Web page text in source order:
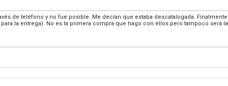
de teléfono y no fue posible. Me decían que estaba descatalogada.
para la entrega). No es la primera compra que hago con ellos pero tampoco será